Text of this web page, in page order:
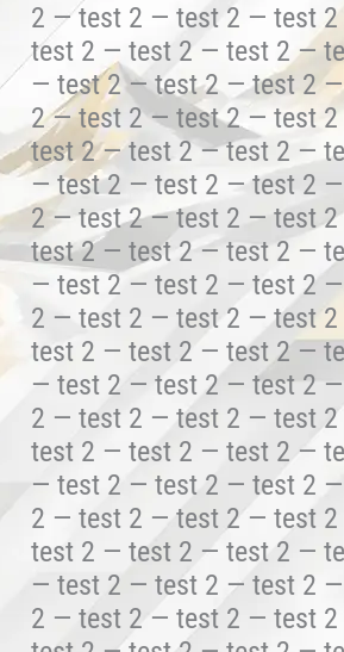
2 — test 2 — test 2 — test
test 2 — test 2 — test 2 —
— test 2 — test 2 — test 2
2 — test 2 — test 2 — test
test 2 — test 2 — test 2 —
— test 2 — test 2 — test 2
2 — test 2 — test 2 — test
test 2 — test 2 — test 2 —
— test 2 — test 2 — test 2
2 — test 2 — test 2 — test
test 2 — test 2 — test 2 —
— test 2 — test 2 — test 2
2 — test 2 — test 2 — test
test 2 — test 2 — test 2 —
— test 2 — test 2 — test 2
2 — test 2 — test 2 — test
test 2 — test 2 — test 2 —
— test 2 — test 2 — test 2
2 — test 2 — test 2 — test